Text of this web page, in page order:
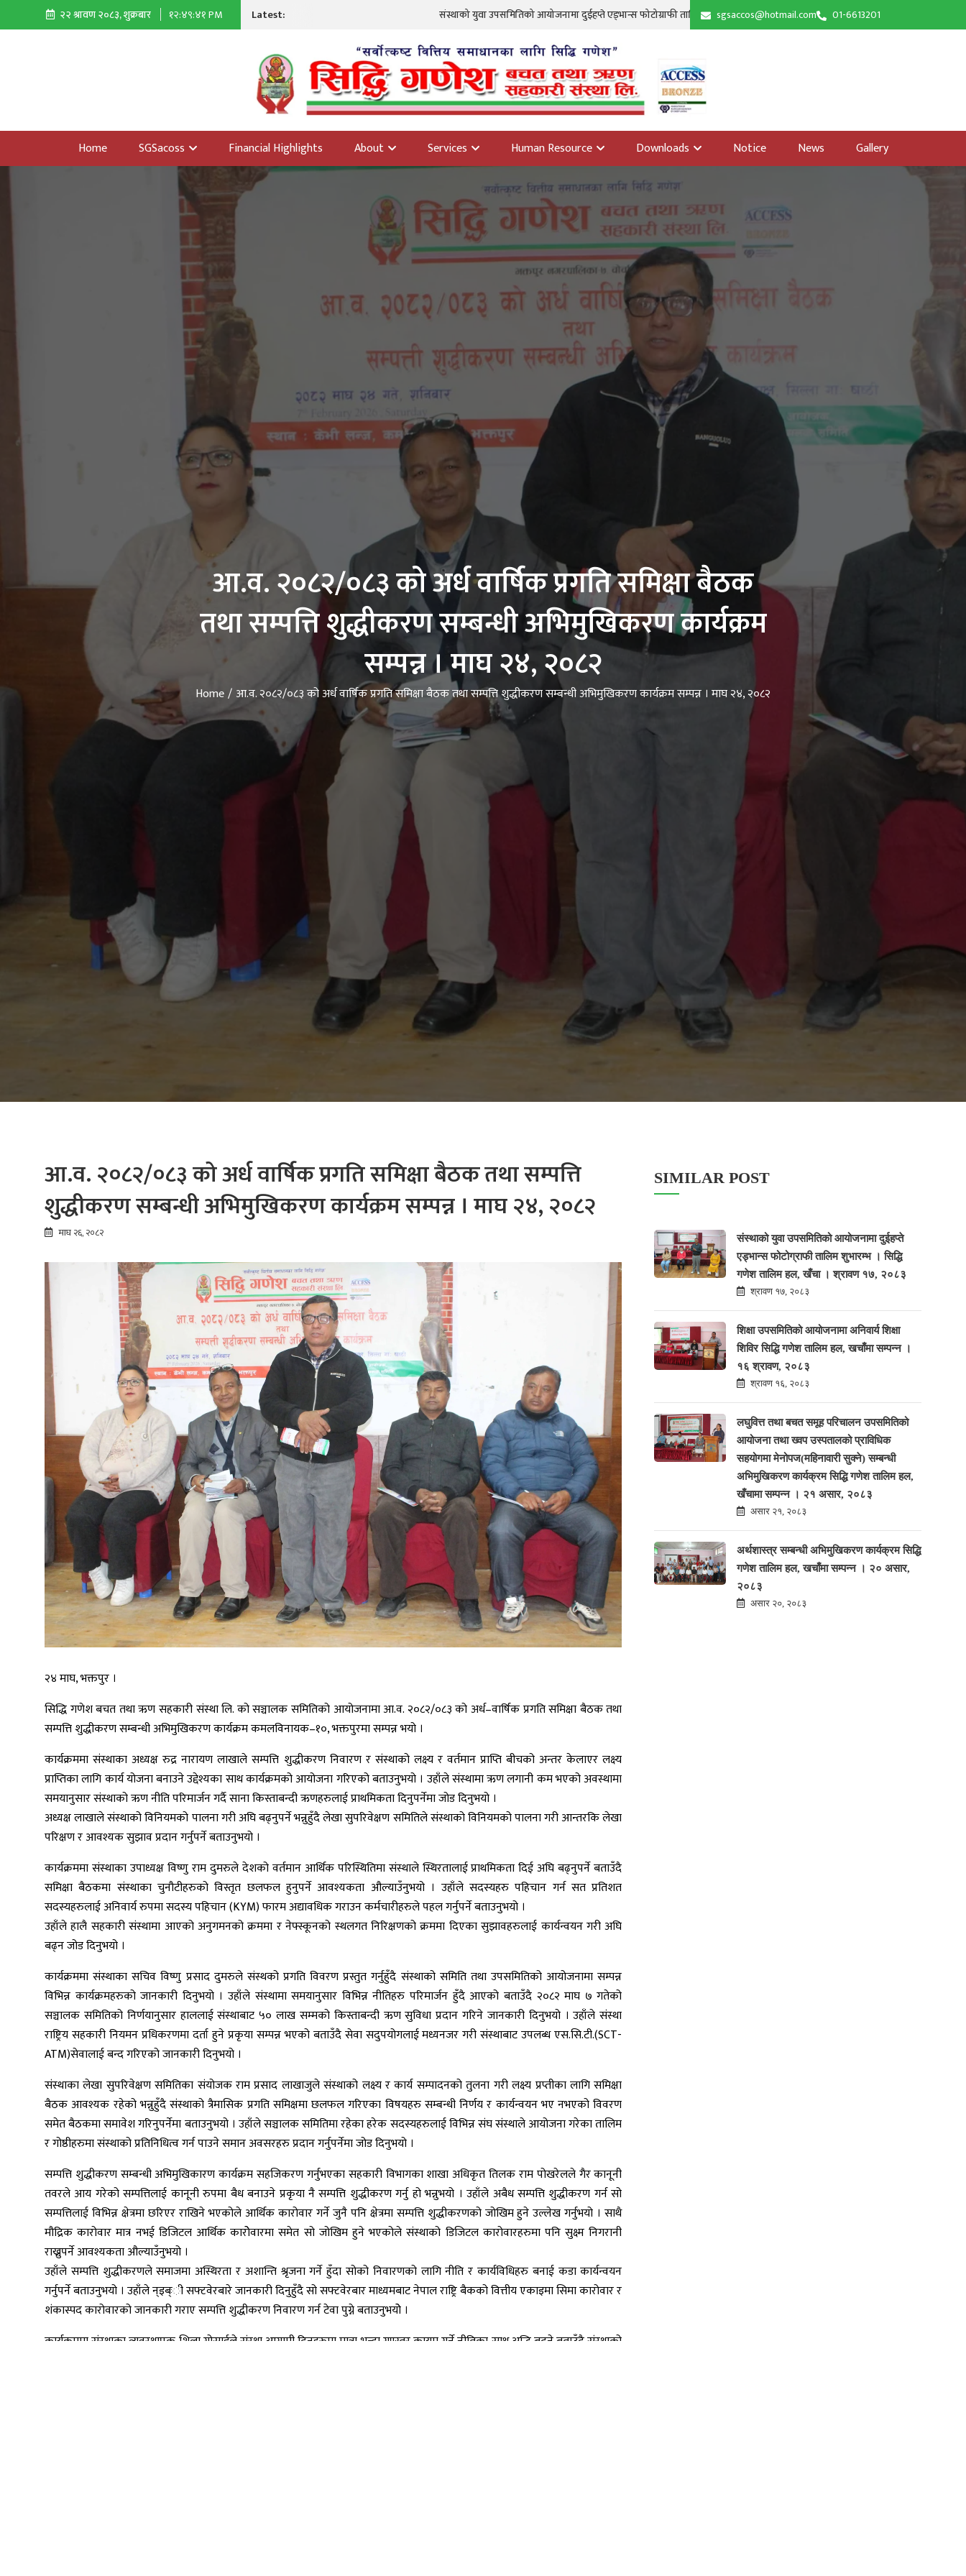
२२ श्रावण २०८३, शुक्रबार १२:४९:४३ PM Latest: संस्थाको युवा उपसमितिको आयोजनामा दुईहप्ते एड्भान्स फोटोग्राफी तालिम शुभारम्भ । सिद्धि गणेश तालिम हल, खँचा । श्रावण १७, २०८३ | शिक्षा उपसमितिको आयोजनामा
sgsaccos@hotmail.com 01-6613201
Home SGSacoss Financial Highlights About Services Human Resource Downloads Notice News Gallery
आ.व. २०८२/०८३ को अर्ध वार्षिक प्रगति समिक्षा बैठक
तथा सम्पत्ति शुद्धीकरण सम्बन्धी अभिमुखिकरण कार्यक्रम
सम्पन्न । माघ २४, २०८२
Home आ.व. २०८२/०८३ को अर्ध वार्षिक प्रगति समिक्षा बैठक तथा सम्पत्ति शुद्धीकरण सम्बन्धी अभिमुखिकरण कार्यक्रम सम्पन्न । माघ २४, २०८२
आ.व. २०८२/०८३ को अर्ध वार्षिक प्रगति समिक्षा बैठक तथा सम्पत्ति
शुद्धीकरण सम्बन्धी अभिमुखिकरण कार्यक्रम सम्पन्न । माघ २४, २०८२
माघ २६, २०८२
२४ माघ, भक्तपुर ।
सिद्धि गणेश बचत तथा ऋण सहकारी संस्था लि. को सञ्चालक समितिको आयोजनामा आ.व. २०८२/०८३ को अर्ध–वार्षिक प्रगति समिक्षा बैठक तथा
सम्पत्ति शुद्धीकरण सम्बन्धी अभिमुखिकरण कार्यक्रम कमलविनायक–१०, भक्तपुरमा सम्पन्न भयो ।
कार्यक्रममा संस्थाका अध्यक्ष रुद्र नारायण लाखाले सम्पत्ति शुद्धीकरण निवारण र संस्थाको लक्ष्य र वर्तमान प्राप्ति बीचको अन्तर केलाएर लक्ष्य
प्राप्तिका लागि कार्य योजना बनाउने उद्देश्यका साथ कार्यक्रमको आयोजना गरिएको बताउनुभयो । उहाँले संस्थामा ऋण लगानी कम भएको अवस्थामा
समयानुसार संस्थाको ऋण नीति परिमार्जन गर्दै साना किस्ताबन्दी ऋणहरुलाई प्राथमिकता दिनुपर्नेमा जोड दिनुभयो ।
अध्यक्ष लाखाले संस्थाको विनियमको पालना गरी अघि बढ्नुपर्ने भन्नुहुँदै लेखा सुपरिवेक्षण समितिले संस्थाको विनियमको पालना गरी आन्तरकि लेखा
परिक्षण र आवश्यक सुझाव प्रदान गर्नुपर्ने बताउनुभयो ।
कार्यक्रममा संस्थाका उपाध्यक्ष विष्णु राम दुमरुले देशको वर्तमान आर्थिक परिस्थितिमा संस्थाले स्थिरतालाई प्राथमिकता दिई अघि बढ्नुपर्ने बताउँदै
समिक्षा बैठकमा संस्थाका चुनौटीहरुको विस्तृत छलफल हुनुपर्ने आवश्यकता औल्याउँनुभयो । उहाँले सदस्यहरु पहिचान गर्न सत प्रतिशत
सदस्यहरुलाई अनिवार्य रुपमा सदस्य पहिचान (KYM) फारम अद्यावधिक गराउन कर्मचारीहरुले पहल गर्नुपर्ने बताउनुभयो ।
उहाँले हालै सहकारी संस्थामा आएको अनुगमनको क्रममा र नेफ्स्कूनको स्थलगत निरिक्षणको क्रममा दिएका सुझावहरुलाई कार्यन्वयन गरी अघि
बढ्न जोड दिनुभयो ।
कार्यक्रममा संस्थाका सचिव विष्णु प्रसाद दुमरुले संस्थको प्रगति विवरण प्रस्तुत गर्नुहुँदै संस्थाको समिति तथा उपसमितिको आयोजनामा सम्पन्न
विभिन्न कार्यक्रमहरुको जानकारी दिनुभयो । उहाँले संस्थामा समयानुसार विभिन्न नीतिहरु परिमार्जन हुँदै आएको बताउँदै २०८२ माघ ७ गतेको
सञ्चालक समितिको निर्णयानुसार हाललाई संस्थाबाट ५० लाख सम्मको किस्ताबन्दी ऋण सुविधा प्रदान गरिने जानकारी दिनुभयो । उहाँले संस्था
राष्ट्रिय सहकारी नियमन प्रधिकरणमा दर्ता हुने प्रकृया सम्पन्न भएको बताउँदै सेवा सदुपयोगलाई मध्यनजर गरी संस्थाबाट उपलब्ध एस.सि.टी.(SCT-
ATM)सेवालाई बन्द गरिएको जानकारी दिनुभयो ।
संस्थाका लेखा सुपरिवेक्षण समितिका संयोजक राम प्रसाद लाखाजुले संस्थाको लक्ष्य र कार्य सम्पादनको तुलना गरी लक्ष्य प्रप्तीका लागि समिक्षा
बैठक आवश्यक रहेको भन्नुहुँदै संस्थाको त्रैमासिक प्रगति समिक्षमा छलफल गरिएका विषयहरु सम्बन्धी निर्णय र कार्यन्वयन भए नभएको विवरण
समेत बैठकमा समावेश गरिनुपर्नेमा बताउनुभयो । उहाँले सञ्चालक समितिमा रहेका हरेक सदस्यहरुलाई विभिन्न संघ संस्थाले आयोजना गरेका तालिम
र गोष्ठीहरुमा संस्थाको प्रतिनिधित्व गर्न पाउने समान अवसरहरु प्रदान गर्नुपर्नेमा जोड दिनुभयो ।
सम्पत्ति शुद्धीकरण सम्बन्धी अभिमुखिकारण कार्यक्रम सहजिकरण गर्नुभएका सहकारी विभागका शाखा अधिकृत तिलक राम पोखरेलले गैर कानूनी
तवरले आय गरेको सम्पत्तिलाई कानूनी रुपमा बैध बनाउने प्रकृया नै सम्पत्ति शुद्धीकरण गर्नु हो भन्नुभयो । उहाँले अबैध सम्पत्ति शुद्धीकरण गर्न सो
सम्पत्तिलाई विभिन्न क्षेत्रमा छरिएर राखिने भएकोले आर्थिक कारोवार गर्ने जुनै पनि क्षेत्रमा सम्पत्ति शुद्धीकरणको जोखिम हुने उल्लेख गर्नुभयो । साथै
मौद्रिक कारोवार मात्र नभई डिजिटल आर्थिक कारोेवारमा समेत सो जोखिम हुने भएकोले संस्थाको डिजिटल कारोवारहरुमा पनि सुक्ष्म निगरानी
राख्नुपर्ने आवश्यकता औल्याउँनुभयो ।
उहाँले सम्पत्ति शुद्धीकरणले समाजमा अस्थिरता र अशान्ति श्रृजना गर्ने हुँदा सोको निवारणको लागि नीति र कार्यविधिहरु बनाई कडा कार्यन्वयन
गर्नुपर्ने बताउनुभयो । उहाँले न्इब्ःी सफ्टवेरबारे जानकारी दिनुहुँदै सो सफ्टवेरबार माध्यमबाट नेपाल राष्ट्रि बैकको वित्तीय एकाइमा सिमा कारोवार र
शंकास्पद कारोवारको जानकारी गराए सम्पत्ति शुद्धीकरण निवारण गर्न टेवा पुग्ने बताउनुभयोे ।
कार्यक्रममा संस्थाका व्यवस्थापक शिला गोसाईले संस्था आगामी दिनहरुमा मात्रा भन्दा गुण्स्तर कायम गर्ने नीतिका साथ अद्धि बढ्ने बताउँदै संस्थाको
SIMILAR POST
संस्थाको युवा उपसमितिको आयोजनामा दुईहप्ते
एड्भान्स फोटोग्राफी तालिम शुभारम्भ । सिद्धि
गणेश तालिम हल, खँचा । श्रावण १७, २०८३
श्रावण १७, २०८३
शिक्षा उपसमितिको आयोजनामा अनिवार्य शिक्षा
शिविर सिद्धि गणेश तालिम हल, खचाँमा सम्पन्न ।
१६ श्रावण, २०८३
श्रावण १६, २०८३
लघुवित्त तथा बचत समूह परिचालन उपसमितिको
आयोजना तथा ख्वप उस्पतालको प्राविधिक
सहयोगमा मेनोपज(महिनावारी सुक्ने) सम्बन्धी
अभिमुखिकरण कार्यक्रम सिद्धि गणेश तालिम हल,
खँचामा सम्पन्न । २१ असार, २०८३
असार २१, २०८३
अर्थशास्त्र सम्बन्धी अभिमुखिकरण कार्यक्रम सिद्धि
गणेश तालिम हल, खचाँमा सम्पन्न । २० असार,
२०८३
असार २०, २०८३